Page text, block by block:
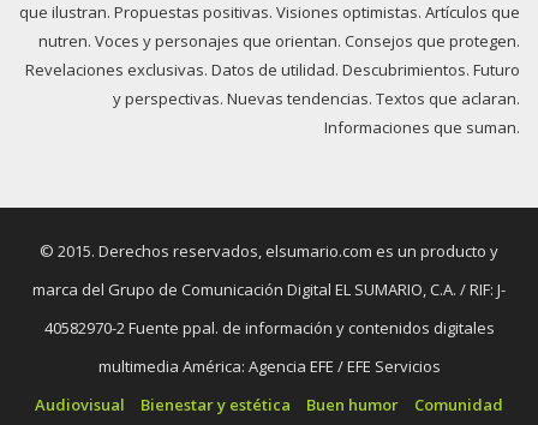
que ilustran. Propuestas positivas. Visiones optimistas. Artículos que
nutren. Voces y personajes que orientan. Consejos que protegen.
Revelaciones exclusivas. Datos de utilidad. Descubrimientos. Futuro
y perspectivas. Nuevas tendencias. Textos que aclaran.
Informaciones que suman.
© 2015. Derechos reservados, elsumario.com es un producto y
marca del Grupo de Comunicación Digital EL SUMARIO, C.A. / RIF: J-
40582970-2 Fuente ppal. de información y contenidos digitales
multimedia América: Agencia EFE / EFE Servicios
Audiovisual
Bienestar y estética Buen humor Comunidad